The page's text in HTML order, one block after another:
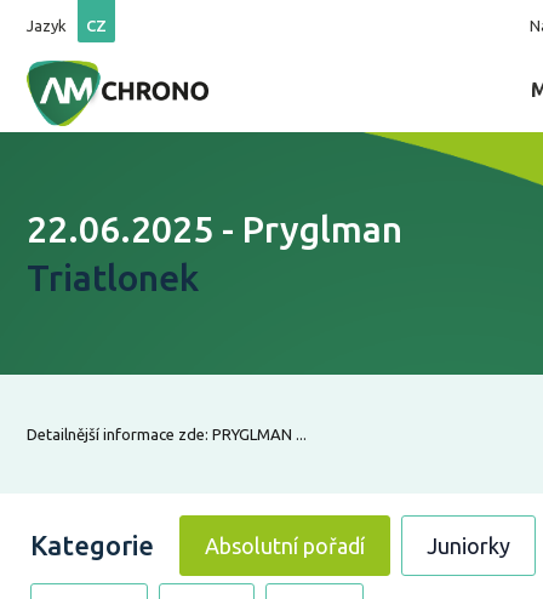
Jazyk CZ
22.06.2025 - Pryglman
Triatlonek
Detailnější informace zde: PRYGLMAN ...
Kategorie Absolutní pořadí Juniorky